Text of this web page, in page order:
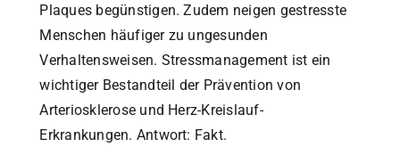
Plaques begünstigen. Zudem neigen gestresste
Menschen häufiger zu ungesunden
Verhaltensweisen. Stressmanagement ist ein
wichtiger Bestandteil der Prävention von
Arteriosklerose und Herz-Kreislauf-
Erkrankungen. Antwort: Fakt.